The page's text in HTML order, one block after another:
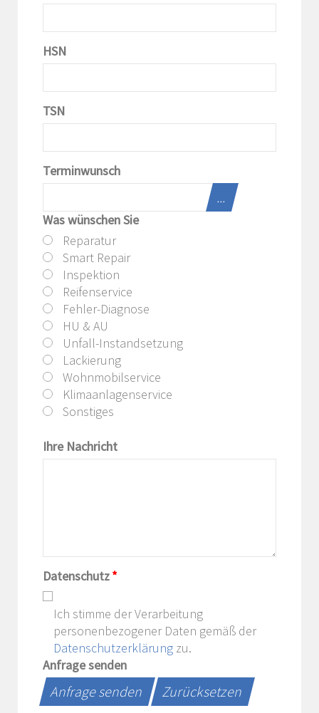
HSN
TSN
Terminwunsch
...
Was wünschen Sie
Reparatur
Smart Repair
Inspektion
Reifenservice
Fehler-Diagnose
HU & AU
Unfall-Instandsetzung
Lackierung
Wohnmobilservice
Klimaanlagenservice
Sonstiges
Ihre Nachricht
Datenschutz*
Ich stimme der Verarbeitung
personenbezogener Daten gemäß der
Datenschutzerklärung zu.
Anfrage senden
Anfrage senden Zurücksetzen